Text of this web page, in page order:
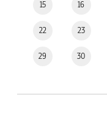
15 16
22 23
29 30